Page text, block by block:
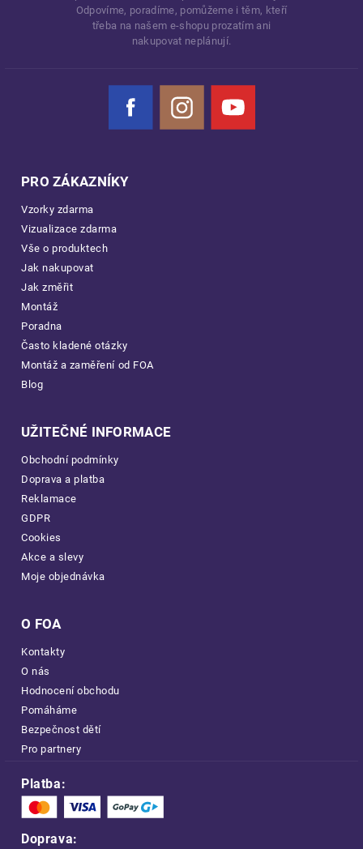
Odpovíme, poradíme, pomůžeme i těm, kteří
třeba na našem e-shopu prozatím ani
nakupovat neplánují.
Facebook Instagram YouTube
PRO ZÁKAZNÍKY
Vzorky zdarma
Vizualizace zdarma
Vše o produktech
Jak nakupovat
Jak změřit
Montáž
Poradna
Často kladené otázky
Montáž a zaměření od FOA
Blog
UŽITEČNÉ INFORMACE
Obchodní podmínky
Doprava a platba
Reklamace
GDPR
Cookies
Akce a slevy
Moje objednávka
O FOA
Kontakty
O nás
Hodnocení obchodu
Pomáháme
Bezpečnost dětí
Pro partnery
Platba:
Doprava: